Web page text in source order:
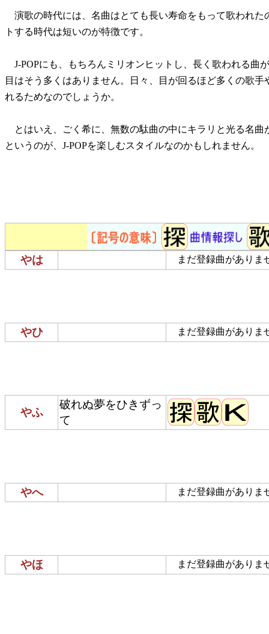
演歌の時代には、名曲はとても長い寿命をもって歌われた
トする時代は短いのが特徴です。
J-POPにも、もちろんミリオンヒットし、長く歌われる曲
目はそう多くはありません。日々、目が回るほど多くの歌
れるためなのでしょうか。
とはいえ、ごく希に、無数の駄曲の中にキラリと光る名
というのが、J-POPを楽しむスタイルなのかもしれません。
やは まだ登録曲がありま
やひ まだ登録曲がありま
やふ
破れぬ夢をひきずっ
て
やへ まだ登録曲がありま
やほ まだ登録曲がありま